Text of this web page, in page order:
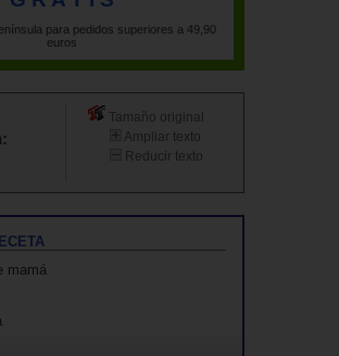
para pedidos superiores a 49,90
euros
Tamaño original
Ampliar texto
Reducir texto
mamá